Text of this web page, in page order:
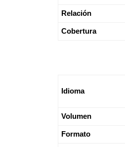
Relación
Cobertura
Idioma
Volumen
Formato